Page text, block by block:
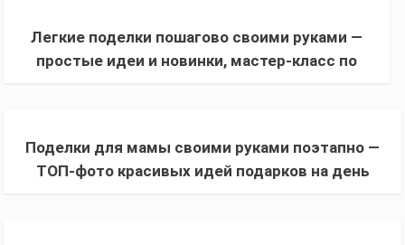
Легкие поделки пошагово своими руками —
простые идеи и новинки, мастер-класс по
Поделки для мамы своими руками поэтапно —
ТОП-фото красивых идей подарков на день